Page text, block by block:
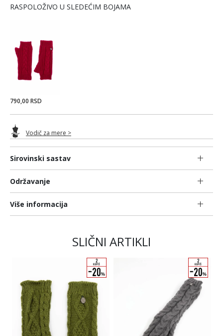
Sirovinski sastav
Održavanje
Više informacija
RASPOLOŽIVO U SLEDEĆIM BOJAMA
790,00 RSD
Vodič za mere >
SLIČNI ARTIKLI